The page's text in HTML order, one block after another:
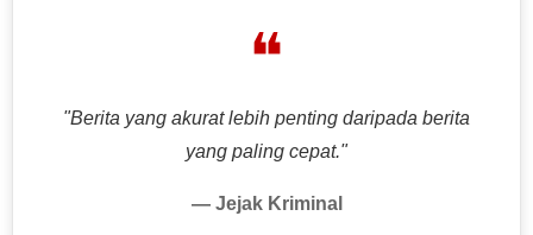
❝
"Berita yang akurat lebih penting daripada berita
yang paling cepat."
— Jejak Kriminal